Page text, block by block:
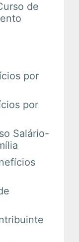
de
por
por
Salário-